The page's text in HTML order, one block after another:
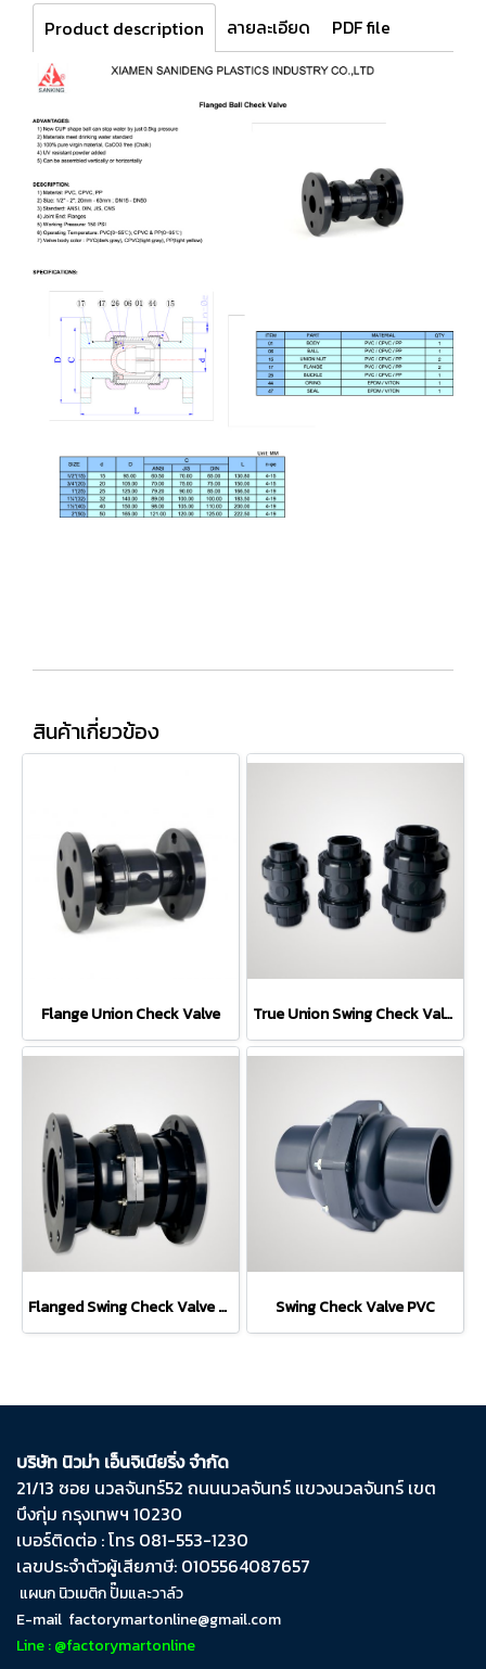
Product description ลายละเอียด PDF file
สินค้าเกี่ยวข้อง
Flange Union Check Valve True Union Swing Check Valve
Flanged Swing Check Valve PVC Swing Check Valve PVC
บริษัท นิวม่า เอ็นจิเนียริ่ง จำกัด
21/13 ซอย นวลจันทร์​52 ถนน​นวลจันทร์​ แขวง​นวลจันทร์​ เขต​
บึงกุ่ม​ กรุงเทพฯ​ 10230
เบอร์ติดต่อ : โทร 081-553-1230
เลขประจำตัวผู้เสียภาษี: 0105564087657
แผนก นิวเมติก ปั๊มและวาล์ว
E-mail factorymartonline@gmail.com
Line : @factorymartonline